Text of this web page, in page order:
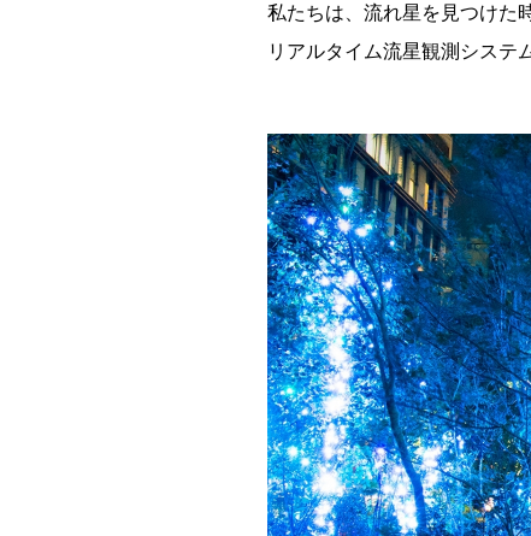
私たちは、流れ星を見つけた
リアルタイム流星観測システ